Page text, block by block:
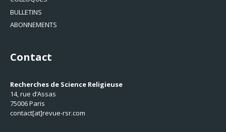
BULLETINS
ABONNEMENTS
Contact
Recherches de Science Religieuse
14, rue d’Assas
75006 Paris
contact[at]revue-rsr.com